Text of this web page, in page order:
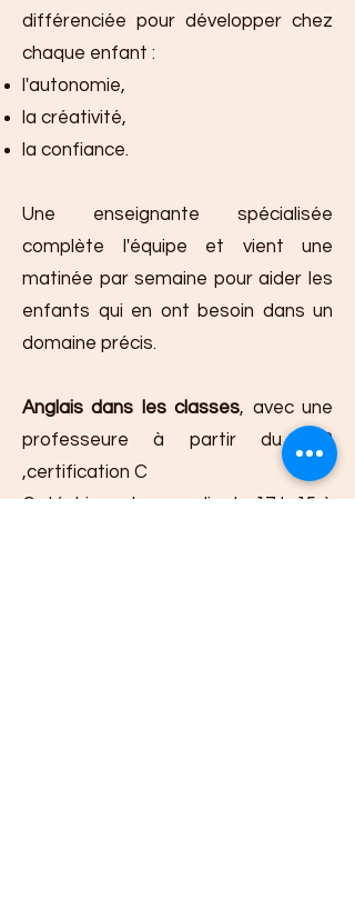
différenciée pour développer chez
chaque enfant :
l'autonomie,
la créativité,
la confiance.
Une enseignante spécialisée
complète l'équipe et vient une
matinée par semaine pour aider les
enfants qui en ont besoin dans un
domaine précis.
Anglais dans les classes, avec une
professeure à partir du CP
,certification C
Catéchisme les mardis de 17 h 15 à